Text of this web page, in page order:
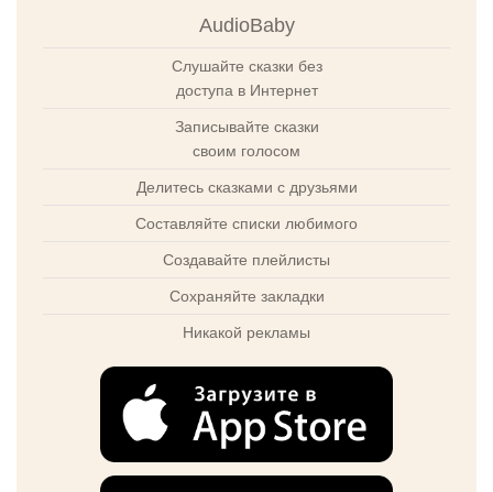
AudioBaby
Слушайте сказки без
доступа в Интернет
Записывайте сказки
своим голосом
Делитесь сказками с друзьями
Составляйте списки любимого
Создавайте плейлисты
Сохраняйте закладки
Никакой рекламы